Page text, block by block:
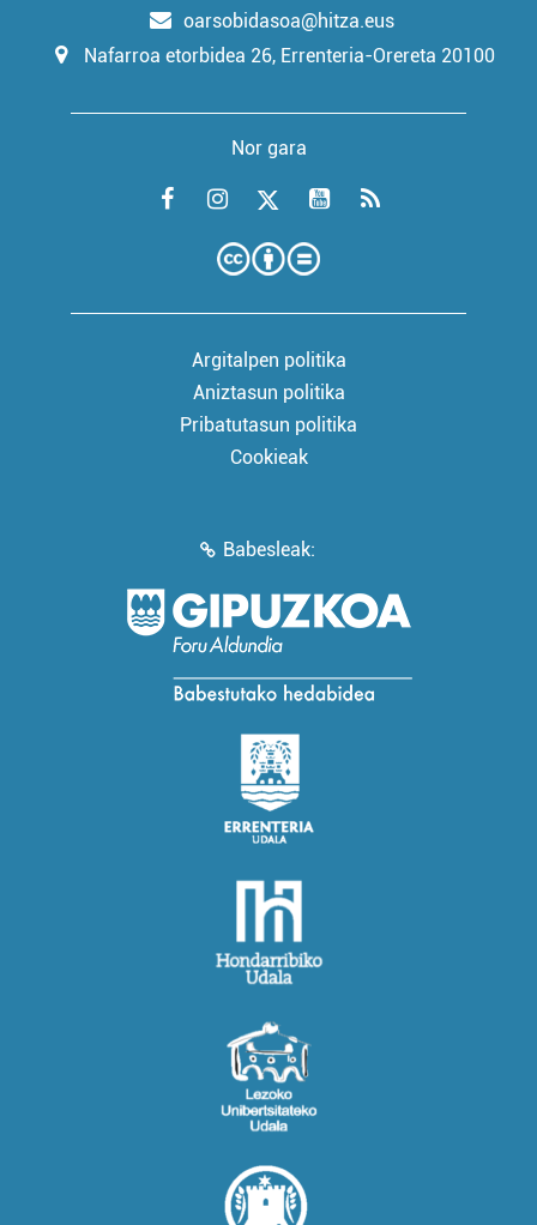
oarsobidasoa@hitza.eus
Nafarroa etorbidea 26, Errenteria-Orereta 20100
Nor gara
Argitalpen politika
Aniztasun politika
Pribatutasun politika
Cookieak
Babesleak: